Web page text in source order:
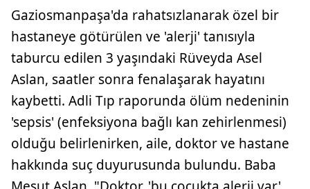
Gaziosmanpaşa'da rahatsızlanarak özel bir
hastaneye götürülen ve 'alerji' tanısıyla
taburcu edilen 3 yaşındaki Rüveyda Asel
Aslan, saatler sonra fenalaşarak hayatını
kaybetti. Adli Tıp raporunda ölüm nedeninin
'sepsis' (enfeksiyona bağlı kan zehirlenmesi)
olduğu belirlenirken, aile, doktor ve hastane
hakkında suç duyurusunda bulundu. Baba